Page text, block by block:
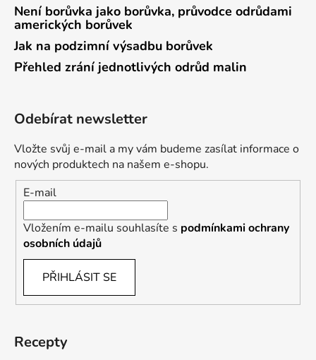
Není borůvka jako borůvka, průvodce odrůdami
amerických borůvek
Jak na podzimní výsadbu borůvek
Přehled zrání jednotlivých odrůd malin
Odebírat newsletter
Vložte svůj e-mail a my vám budeme zasílat informace o
nových produktech na našem e-shopu.
E-mail
Vložením e-mailu souhlasíte s podmínkami ochrany
osobních údajů
PŘIHLÁSIT SE
Recepty